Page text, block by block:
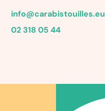
info@carabistouilles.eu
02 318 05 44